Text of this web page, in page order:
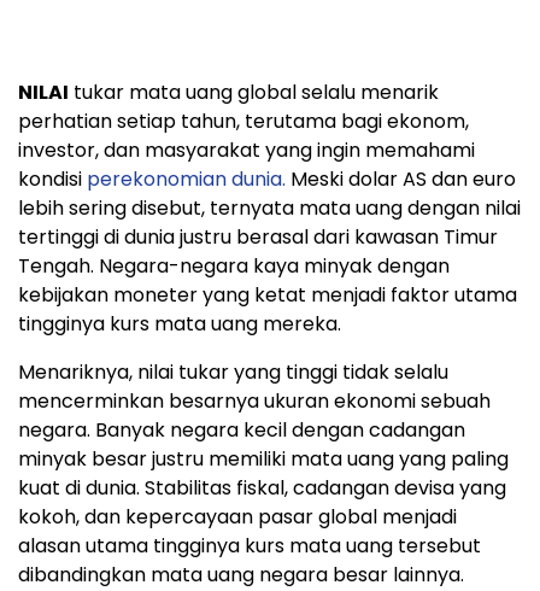
NILAI tukar mata uang global selalu menarik
perhatian setiap tahun, terutama bagi ekonom,
investor, dan masyarakat yang ingin memahami
kondisi perekonomian dunia. Meski dolar AS dan euro
lebih sering disebut, ternyata mata uang dengan nilai
tertinggi di dunia justru berasal dari kawasan Timur
Tengah. Negara-negara kaya minyak dengan
kebijakan moneter yang ketat menjadi faktor utama
tingginya kurs mata uang mereka.
Menariknya, nilai tukar yang tinggi tidak selalu
mencerminkan besarnya ukuran ekonomi sebuah
negara. Banyak negara kecil dengan cadangan
minyak besar justru memiliki mata uang yang paling
kuat di dunia. Stabilitas fiskal, cadangan devisa yang
kokoh, dan kepercayaan pasar global menjadi
alasan utama tingginya kurs mata uang tersebut
dibandingkan mata uang negara besar lainnya.